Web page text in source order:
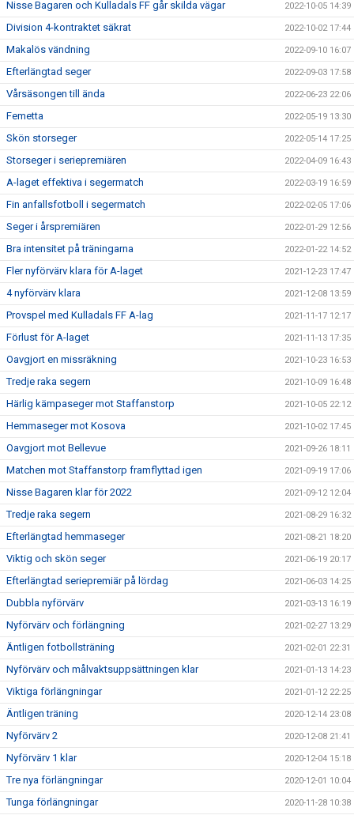
Nisse Bagaren och Kulladals FF går skilda vägar 2022-10-05 14:39
Division 4-kontraktet säkrat 2022-10-02 17:44
Makalös vändning 2022-09-10 16:07
Efterlängtad seger 2022-09-03 17:58
Vårsäsongen till ända 2022-06-23 22:06
Femetta 2022-05-19 13:30
Skön storseger 2022-05-14 17:25
Storseger i seriepremiären 2022-04-09 16:43
A-laget effektiva i segermatch 2022-03-19 16:59
Fin anfallsfotboll i segermatch 2022-02-05 17:06
Seger i årspremiären 2022-01-29 12:56
Bra intensitet på träningarna 2022-01-22 14:52
Fler nyförvärv klara för A-laget 2021-12-23 17:47
4 nyförvärv klara 2021-12-08 13:59
Provspel med Kulladals FF A-lag 2021-11-17 12:17
Förlust för A-laget 2021-11-13 17:35
Oavgjort en missräkning 2021-10-23 16:53
Tredje raka segern 2021-10-09 16:48
Härlig kämpaseger mot Staffanstorp 2021-10-05 22:12
Hemmaseger mot Kosova 2021-10-02 17:45
Oavgjort mot Bellevue 2021-09-26 18:11
Matchen mot Staffanstorp framflyttad igen 2021-09-19 17:06
Nisse Bagaren klar för 2022 2021-09-12 12:04
Tredje raka segern 2021-08-29 16:32
Efterlängtad hemmaseger 2021-08-21 18:20
Viktig och skön seger 2021-06-19 20:17
Efterlängtad seriepremiär på lördag 2021-06-03 14:25
Dubbla nyförvärv 2021-03-13 16:19
Nyförvärv och förlängning 2021-02-27 13:29
Äntligen fotbollsträning 2021-02-01 22:31
Nyförvärv och målvaktsuppsättningen klar 2021-01-13 14:23
Viktiga förlängningar 2021-01-12 22:25
Äntligen träning 2020-12-14 23:08
Nyförvärv 2 2020-12-08 21:41
Nyförvärv 1 klar 2020-12-04 15:18
Tre nya förlängningar 2020-12-01 10:04
Tunga förlängningar 2020-11-28 10:38